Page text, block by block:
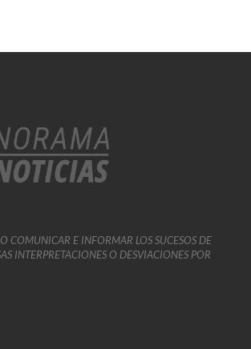
COMUNICAR E INFORMAR LOS SUCESOS DE
INTERPRETACIONES O DESVIACIONES POR